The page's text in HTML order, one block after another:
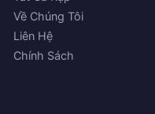
Về Chúng Tôi
Liên Hệ
Chính Sách